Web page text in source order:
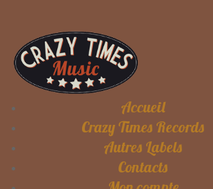
Accueil
Crazy Times Records
Autres Labels
Contacts